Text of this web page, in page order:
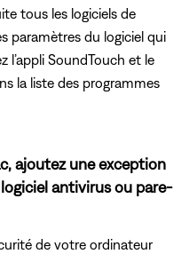
tous les logiciels de
paramètres du logiciel qui
l’appli SoundTouch et le
la liste des programmes
ajoutez une exception
antivirus ou pare-
de votre ordinateur